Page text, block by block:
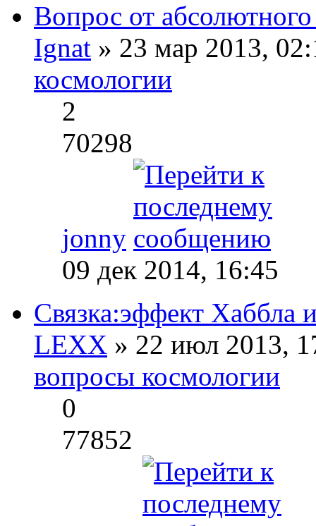
Вопрос от
Ignat » 23 мар 2013,
космологии
2
70298
jonny
09 дек 2014, 16:45
Связка:эффект Хаббла
LEXX » 22 июл 2013,
вопросы космологии
0
77852